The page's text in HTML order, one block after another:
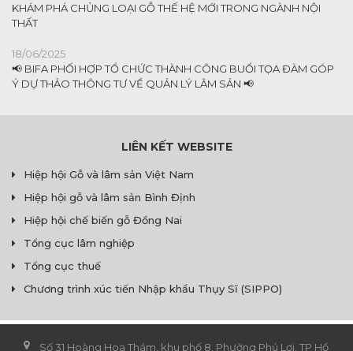
KHÁM PHÁ CHỦNG LOẠI GỖ THẾ HỆ MỚI TRONG NGÀNH NỘI
THẤT
18/06/2025
📢 BIFA PHỐI HỢP TỔ CHỨC THÀNH CÔNG BUỔI TỌA ĐÀM GÓP
Ý DỰ THẢO THÔNG TƯ VỀ QUẢN LÝ LÂM SẢN 📢
LIÊN KẾT WEBSITE
Hiệp hội Gỗ và lâm sản Việt Nam
Hiệp hội gỗ và lâm sản Bình Định
Hiệp hội chế biến gỗ Đồng Nai
Tổng cục lâm nghiệp
Tổng cục thuế
Chương trình xúc tiến Nhập khẩu Thụy Sĩ (SIPPO)
Số 31 Hoàng Hoa Thám, khu phố 8, Phường Phú Lợi, TP Hồ